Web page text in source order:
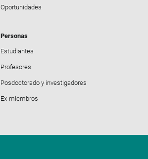
Oportunidades
Personas
Estudiantes
Profesores
Posdoctorado y investigadores
Ex-miembros